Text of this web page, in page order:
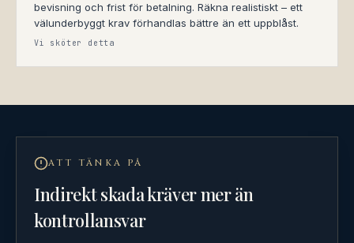
bevisning och frist för betalning. Räkna realistiskt – ett
välunderbyggt krav förhandlas bättre än ett uppblåst.
Vi sköter detta
ATT TÄNKA PÅ
Indirekt skada kräver mer än
kontrollansvar